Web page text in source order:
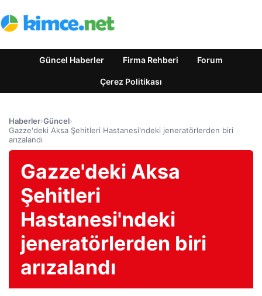
Güncel Haberler Firma Rehberi Forum
Çerez Politikası
Haberler›Güncel›
Gazze'deki Aksa Şehitleri Hastanesi'ndeki jeneratörlerden biri
arızalandı
Gazze'deki Aksa
Şehitleri
Hastanesi'ndeki
jeneratörlerden biri
arızalandı